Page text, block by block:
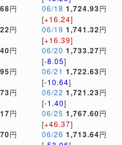
円
円
円
円
円
円
円
06/18 1,724.93円
[+16.24]
06/19 1,741.32円
[+16.39]
06/20 1,733.27円
[-8.05]
06/21 1,722.63円
[-10.64]
06/22 1,721.23円
[-1.40]
06/25 1,767.60円
[+46.37]
06/26 1,713.64円